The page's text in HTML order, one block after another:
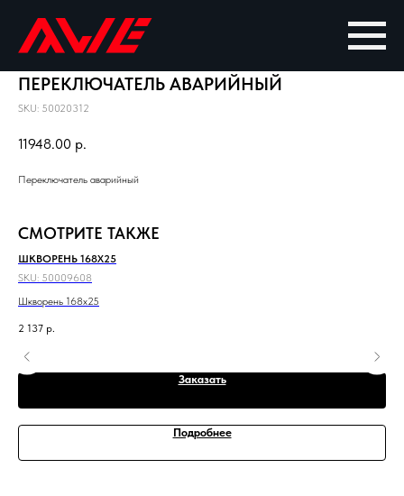
ПЕРЕКЛЮЧАТЕЛЬ АВАРИЙНЫЙ
SKU: 50020312
11948.00 р.
Переключатель аварийный
СМОТРИТЕ ТАКЖЕ
ШКВОРЕНЬ 168X25
SKU: 50009608
Шкворень 168x25
2 137 р.
Заказать
Подробнее